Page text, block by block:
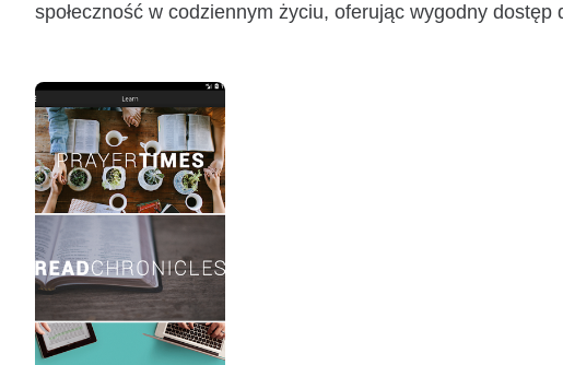
społeczność w codziennym życiu, oferując wygodny